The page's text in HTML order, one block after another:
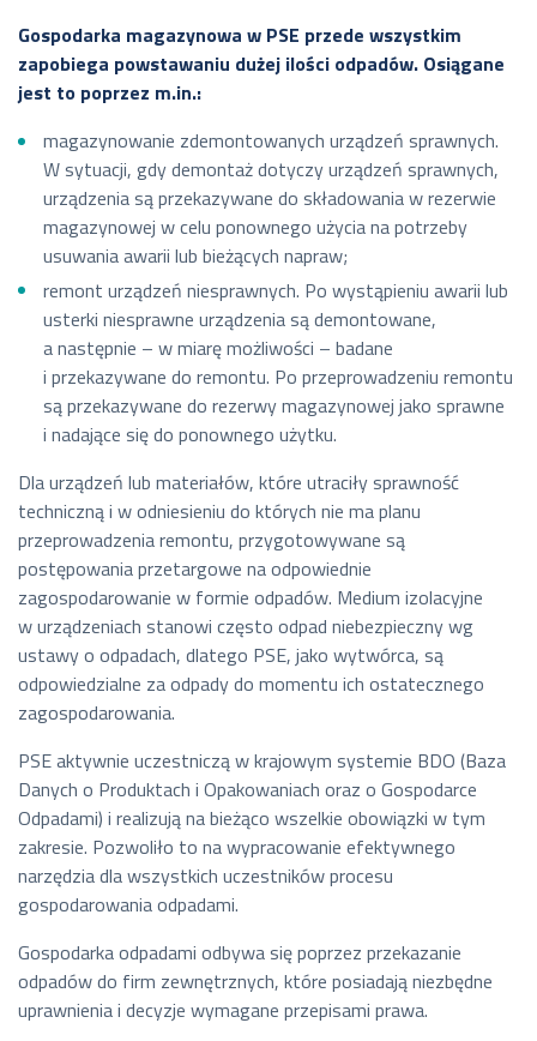
Gospodarka magazynowa w PSE przede wszystkim
zapobiega powstawaniu dużej ilości odpadów. Osiągane
jest to poprzez m.in.:
magazynowanie zdemontowanych urządzeń sprawnych.
W sytuacji, gdy demontaż dotyczy urządzeń sprawnych,
urządzenia są przekazywane do składowania w rezerwie
magazynowej w celu ponownego użycia na potrzeby
usuwania awarii lub bieżących napraw;
remont urządzeń niesprawnych. Po wystąpieniu awarii lub
usterki niesprawne urządzenia są demontowane,
a następnie – w miarę możliwości – badane
i przekazywane do remontu. Po przeprowadzeniu remontu
są przekazywane do rezerwy magazynowej jako sprawne
i nadające się do ponownego użytku.
Dla urządzeń lub materiałów, które utraciły sprawność
techniczną i w odniesieniu do których nie ma planu
przeprowadzenia remontu, przygotowywane są
postępowania przetargowe na odpowiednie
zagospodarowanie w formie odpadów. Medium izolacyjne
w urządzeniach stanowi często odpad niebezpieczny wg
ustawy o odpadach, dlatego PSE, jako wytwórca, są
odpowiedzialne za odpady do momentu ich ostatecznego
zagospodarowania.
PSE aktywnie uczestniczą w krajowym systemie BDO (Baza
Danych o Produktach i Opakowaniach oraz o Gospodarce
Odpadami) i realizują na bieżąco wszelkie obowiązki w tym
zakresie. Pozwoliło to na wypracowanie efektywnego
narzędzia dla wszystkich uczestników procesu
gospodarowania odpadami.
Gospodarka odpadami odbywa się poprzez przekazanie
odpadów do firm zewnętrznych, które posiadają niezbędne
uprawnienia i decyzje wymagane przepisami prawa.